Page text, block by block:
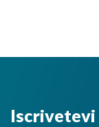
motivo
opzioni di